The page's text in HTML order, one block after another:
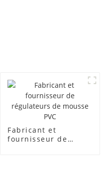
Fabricant et
fournisseur de